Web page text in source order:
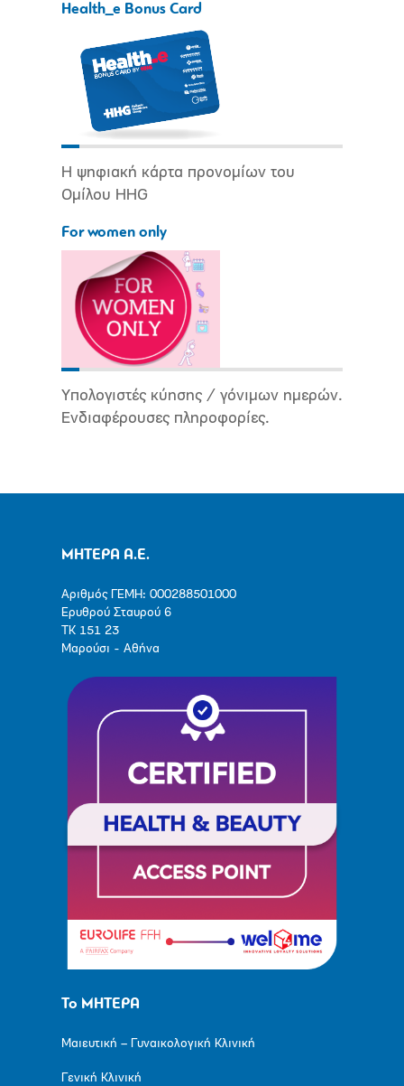
Health_e Bonus Card
Η ψηφιακή κάρτα προνομίων του
Ομίλου HHG
For women only
Υπολογιστές κύησης / γόνιμων ημερών.
Ενδιαφέρουσες πληροφορίες.
ΜΗΤΕΡΑ Α.Ε.
Αριθμός ΓΕΜΗ: 000288501000
Ερυθρού Σταυρού 6
ΤΚ 151 23
Μαρούσι - Αθήνα
Το ΜΗΤΕΡΑ
Μαιευτική – Γυναικολογική Κλινική
Γενική Κλινική